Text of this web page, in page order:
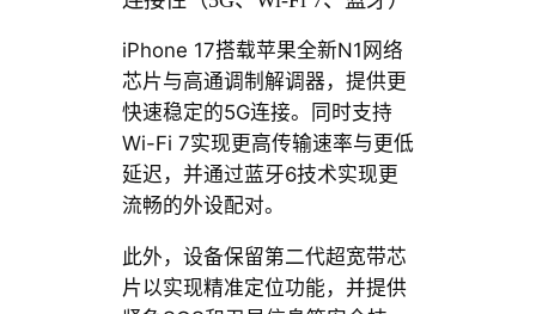
iPhone 17搭载苹果全新N1网络
芯片与高通调制解调器，提供更
快速稳定的5G连接。同时支持
Wi-Fi 7实现更高传输速率与更低
延迟，并通过蓝牙6技术实现更
流畅的外设配对。
此外，设备保留第二代超宽带芯
片以实现精准定位功能，并提供